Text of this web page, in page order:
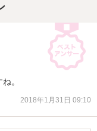
。
2018年1月31日 09:10